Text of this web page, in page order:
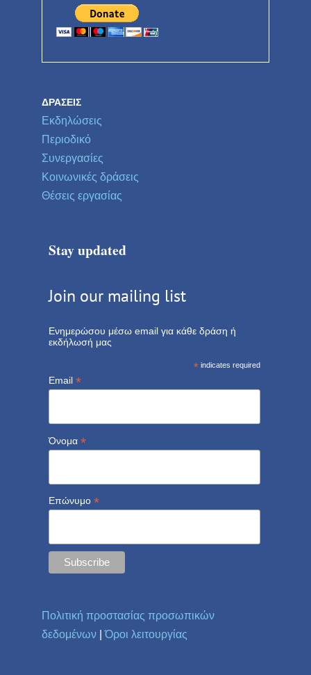
ΔΡΆΣΕΙΣ
Εκδηλώσεις
Περιοδικό
Συνεργασίες
Κοινωνικές δράσεις
Θέσεις εργασίας
Stay updated
Join our mailing list
Ενημερώσου μέσω email για κάθε δράση ή
εκδήλωσή μας
* indicates required
Email *
Όνομα *
Επώνυμο *
Πολιτική προστασίας προσωπικών
δεδομένων |Όροι λειτουργίας